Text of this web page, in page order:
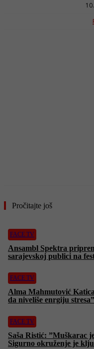
Pročitajte još
FACE TV
Ansambl Spektra
sarajevskoj publici na
FACE TV
Alma Mahmutović
da niveliše enrgiju stresa”
FACE TV
Saša Ristić: ”Muškarac
Sigurno okruženje je